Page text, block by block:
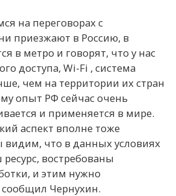
на переговорах с
приезжают в Россию, в
в метро и говорят, что у нас
доступа, Wi-Fi , система
чем на территории их стран
опыт РФ сейчас очень
и применяется в мире.
аспект вполне тоже
что в данных условиях
востребованы
и этим нужно
сообщил Чернухин.